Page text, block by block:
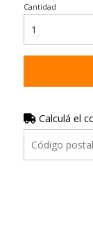
Cantidad
Calculá el